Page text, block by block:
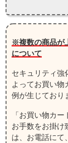
※複数の商品が
について
セキュリティ強
よってお買い物
例が生じており
「お買い物カ
お手数をお掛け
は、お電話にて